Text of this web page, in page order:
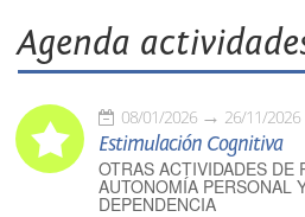
Agenda
08/01/2026 26/11/2026
Estimulación Cognitiva
OTRAS ACTIVIDADES DE
AUTONOMÍA PERSONAL
DEPENDENCIA